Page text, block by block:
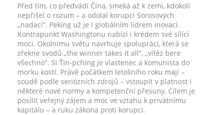
Před tím, co předvádí Čína, smeká až k zemi, kdokoli
nepřišel o rozum – a odolal korupci Sorosových
„nadací“. Peking už je i globálním lídrem inovací.
Kontrapunkt Washingtonu nabízí i krédem své sílící
moci. Okolnímu světu navrhuje spolupráci, která se
zřekne svodů „the winner takes it all“, „vítěz bere
všechno“. Si Ťin-pching je vlastenec a komunista do
morku kostí. Právě počátkem letošního roku mají –
soudě podle seriózních zdrojů – vstoupit v platnost i
některé nové normy a kompetenční přesuny. Cílem je
posílit veřejný zájem a moc ve vztahu k privátnímu
kapitálu – a ruku zákona proti korupci.